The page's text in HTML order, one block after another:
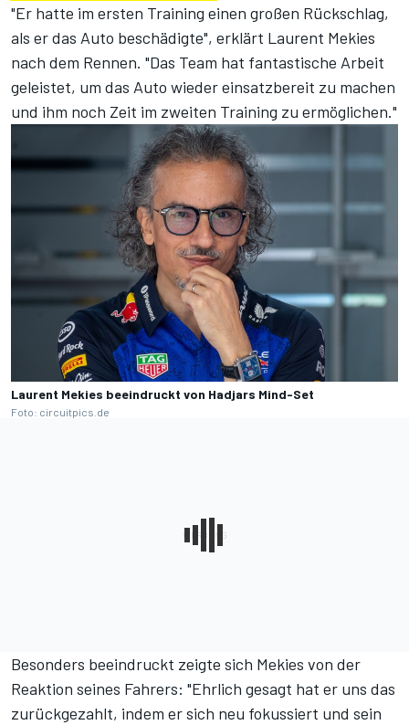
"Er hatte im ersten Training einen großen Rückschlag,
als er das Auto beschädigte", erklärt Laurent Mekies
nach dem Rennen. "Das Team hat fantastische Arbeit
geleistet, um das Auto wieder einsatzbereit zu machen
und ihm noch Zeit im zweiten Training zu ermöglichen."
Laurent Mekies beeindruckt von Hadjars Mind-Set
Foto: circuitpics.de
Besonders beeindruckt zeigte sich Mekies von der
Reaktion seines Fahrers: "Ehrlich gesagt hat er uns das
zurückgezahlt, indem er sich neu fokussiert und sein